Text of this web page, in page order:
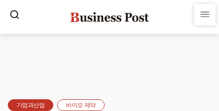
기업과산업 바이오·제약